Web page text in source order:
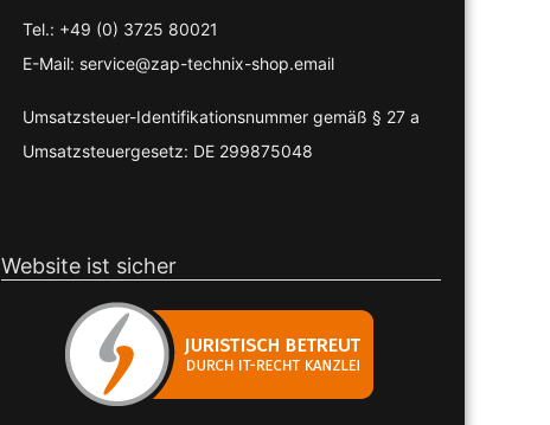
Tel.: +49 (0) 3725 80021
E-Mail: service@zap-technix-shop.email
Umsatzsteuer-Identifikationsnummer gemäß § 27 a
Umsatzsteuergesetz: DE 299875048
Website ist sicher